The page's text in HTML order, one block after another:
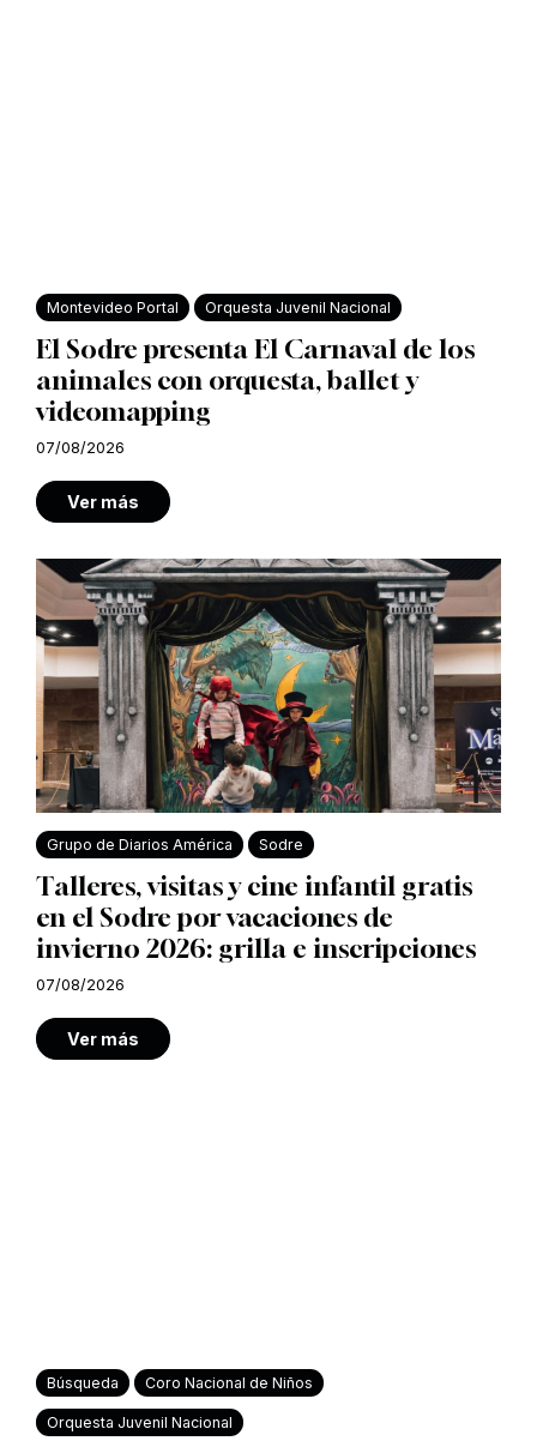
Montevideo Portal Orquesta Juvenil Nacional
El Sodre presenta El Carnaval de los
animales con orquesta, ballet y
videomapping
07/08/2026
Ver más
Grupo de Diarios América Sodre
Talleres, visitas y cine infantil gratis
en el Sodre por vacaciones de
invierno 2026: grilla e inscripciones
07/08/2026
Ver más
Búsqueda Coro Nacional de Niños
Orquesta Juvenil Nacional